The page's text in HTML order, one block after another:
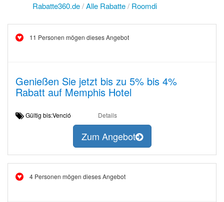
Rabatte360.de/Alle Rabatte/ Roomdi
11 Personen mögen dieses Angebot
Genießen Sie jetzt bis zu 5% bis 4%
Rabatt auf Memphis Hotel
Gültig bis:Venció Details
Zum Angebot
4 Personen mögen dieses Angebot